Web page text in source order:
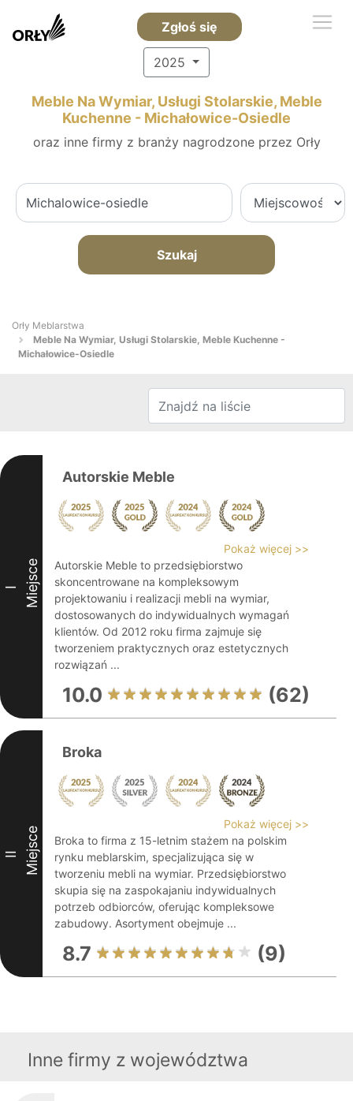
Zgłoś się
2025
Meble Na Wymiar, Usługi Stolarskie, Meble
Kuchenne - Michałowice-Osiedle
oraz inne firmy z branży nagrodzone przez Orły
Szukaj
Orły Meblarstwa
Meble Na Wymiar, Usługi Stolarskie, Meble Kuchenne -
Michałowice-Osiedle
I Miejsce
Autorskie Meble
Pokaż więcej >>
Autorskie Meble to przedsiębiorstwo
skoncentrowane na kompleksowym
projektowaniu i realizacji mebli na wymiar,
dostosowanych do indywidualnych wymagań
klientów. Od 2012 roku firma zajmuje się
tworzeniem praktycznych oraz estetycznych
rozwiązań ...
10.0 (62)
II Miejsce
Broka
Pokaż więcej >>
Broka to firma z 15-letnim stażem na polskim
rynku meblarskim, specjalizująca się w
tworzeniu mebli na wymiar. Przedsiębiorstwo
skupia się na zaspokajaniu indywidualnych
potrzeb odbiorców, oferując kompleksowe
zabudowy. Asortyment obejmuje ...
8.7 (9)
Inne firmy z województwa